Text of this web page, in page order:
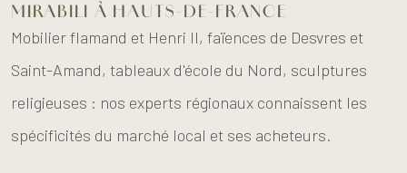
MIRABILI À HAUTS-DE-FRANCE
Mobilier flamand et Henri II, faïences de Desvres et
Saint-Amand, tableaux d'école du Nord, sculptures
religieuses : nos experts régionaux connaissent les
spécificités du marché local et ses acheteurs.